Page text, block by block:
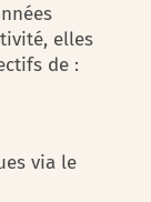
elles
de :
via le